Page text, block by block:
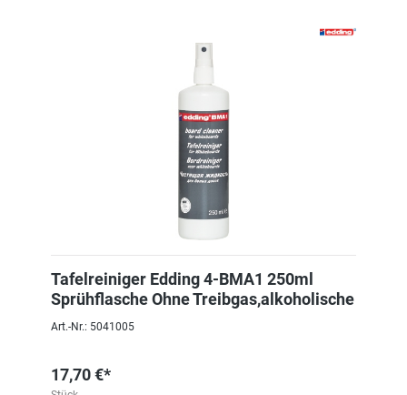
Tafelreiniger Edding 4-BMA1 250ml
Sprühflasche Ohne Treibgas,alkoholische
Art.-Nr.: 5041005
17,70 €*